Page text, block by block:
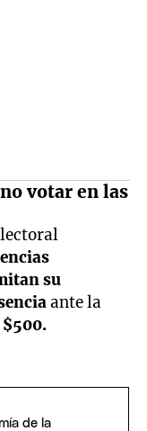
votar en las
su
ante la
$500.
de la